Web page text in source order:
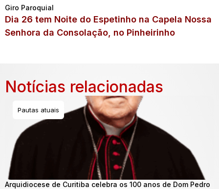
Giro Paroquial
Dia 26 tem Noite do Espetinho na Capela Nossa
Senhora da Consolação, no Pinheirinho
Notícias relacionadas
Pautas atuais
Arquidiocese de Curitiba celebra os 100 anos de Dom Pedro